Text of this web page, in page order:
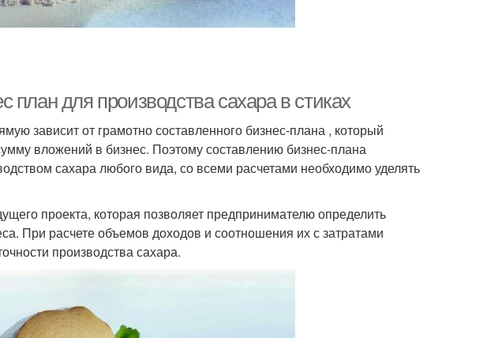
план для производства сахара в стиках
зависит от грамотно составленного бизнес-плана , который
вложений в бизнес. Поэтому составлению бизнес-плана
сахара любого вида, со всеми расчетами необходимо уделять
проекта, которая позволяет предпринимателю определить
При расчете объемов доходов и соотношения их с затратами
производства сахара.